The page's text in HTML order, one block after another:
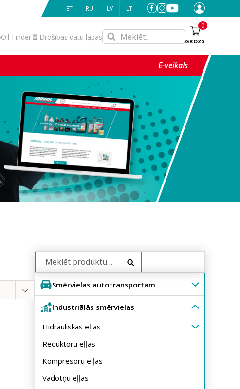
ET RU LV LT
Oil-Finder Drošības datu lapas GROZS
0
E-veikals
Search
Smērvielas autotransportam
Industriālās smērvielas
Hidrauliskās eļļas
Reduktoru eļļas
Kompresoru eļļas
Vadotņu eļļas